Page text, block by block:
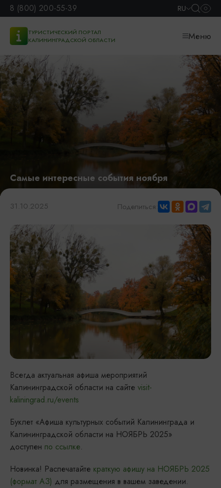
8 (800) 200-55-39 RU
ТУРИСТИЧЕСКИЙ ПОРТАЛ
КАЛИНИНГРАДСКОЙ ОБЛАСТИ
Меню
Самые интересные события ноября
31.10.2025 Поделиться:
Всегда актуальная афиша мероприятий
Калининградской области на сайте visit-
kaliningrad.ru/events
Буклет «Афиша культурных событий Калининграда и
Калининградской области на НОЯБРЬ 2025»
доступен по ссылке.
Новинка! Распечатайте краткую афишу на НОЯБРЬ 2025
(формат АЗ) для размещения в вашем заведении.